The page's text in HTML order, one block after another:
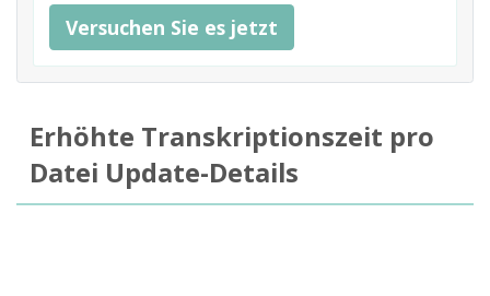
Versuchen Sie es jetzt
Erhöhte Transkriptionszeit pro
Datei Update-Details